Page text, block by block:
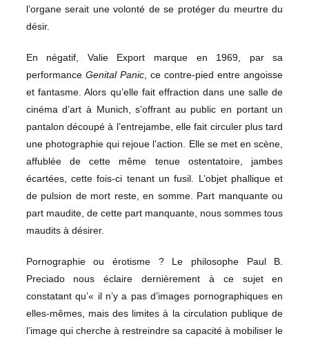
l’organe serait une volonté de se protéger du meurtre du
désir.
En négatif, Valie Export marque en 1969, par sa
performance Genital Panic, ce contre-pied entre angoisse
et fantasme. Alors qu’elle fait effraction dans une salle de
cinéma d’art à Munich, s’offrant au public en portant un
pantalon découpé à l’entrejambe, elle fait circuler plus tard
une photographie qui rejoue l’action. Elle se met en scène,
affublée de cette même tenue ostentatoire, jambes
écartées, cette fois-ci tenant un fusil. L’objet phallique et
de pulsion de mort reste, en somme. Part manquante ou
part maudite, de cette part manquante, nous sommes tous
maudits à désirer.
Pornographie ou érotisme ? Le philosophe Paul B.
Preciado nous éclaire dernièrement à ce sujet en
constatant qu’« il n’y a pas d’images pornographiques en
elles-mêmes, mais des limites à la circulation publique de
l’image qui cherche à restreindre sa capacité à mobiliser le